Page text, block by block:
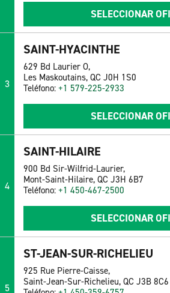
SELECCIONAR
3
SAINT-HYACINTHE
629 Bd Laurier O,
Les Maskoutains, QC J0H 1S0
Teléfono: +1 579-225-2933
SELECCIONAR
4
SAINT-HILAIRE
900 Bd Sir-Wilfrid-Laurier,
Mont-Saint-Hilaire, QC J3H 6B7
Teléfono: +1 450-467-2500
SELECCIONAR
5
ST-JEAN-SUR-RICHELIEU
925 Rue Pierre-Caisse,
Saint-Jean-Sur-Richelieu, QC J3B 8C6